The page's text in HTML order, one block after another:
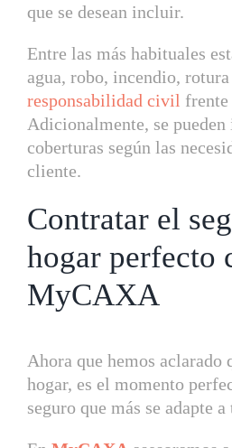
que se desean incluir.
Entre las más habituales
agua, robo, incendio,
responsabilidad civil frente
Adicionalmente, se
coberturas según las
cliente.
Contratar el
hogar perfecto
MyCAXA
Ahora que hemos aclarado
hogar, es el momento
seguro que más se adapte